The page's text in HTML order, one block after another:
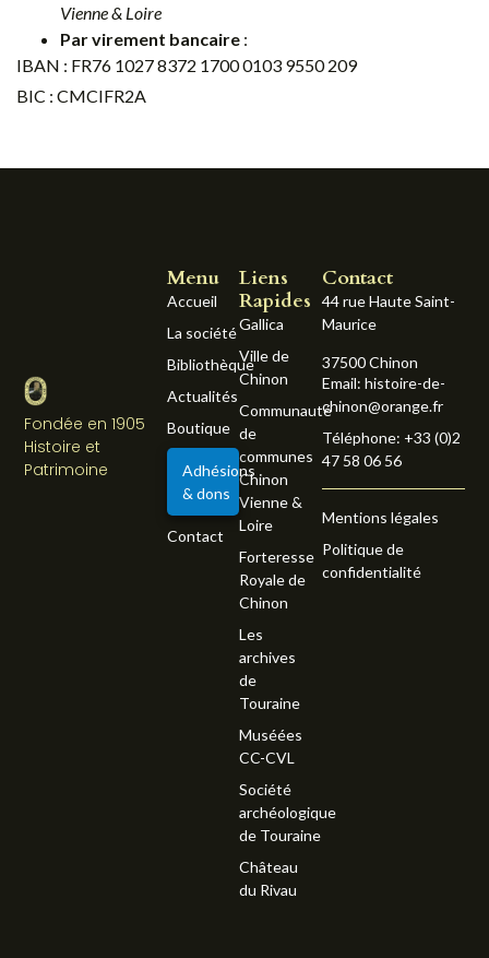
Vienne & Loire
Par virement bancaire :
IBAN : FR76 1027 8372 1700 0103 9550 209
BIC : CMCIFR2A
Fondée en 1905
Histoire et
Patrimoine
Liens
Rapides
Gallica
Ville de
Chinon
Communauté
de
communes
Chinon
Vienne &
Loire
Forteresse
Royale de
Chinon
Les
archives
de
Touraine
Muséées
CC-CVL
Société
archéologique
de Touraine
Château
du Rivau
Menu
Accueil
La société
Bibliothèque
Actualités
Boutique
Adhésions
& dons
Contact
Contact
44 rue Haute Saint-
Maurice
37500 Chinon
Email: histoire-de-
chinon@orange.fr
Téléphone: +33 (0)2
47 58 06 56
Mentions légales
Politique de
confidentialité